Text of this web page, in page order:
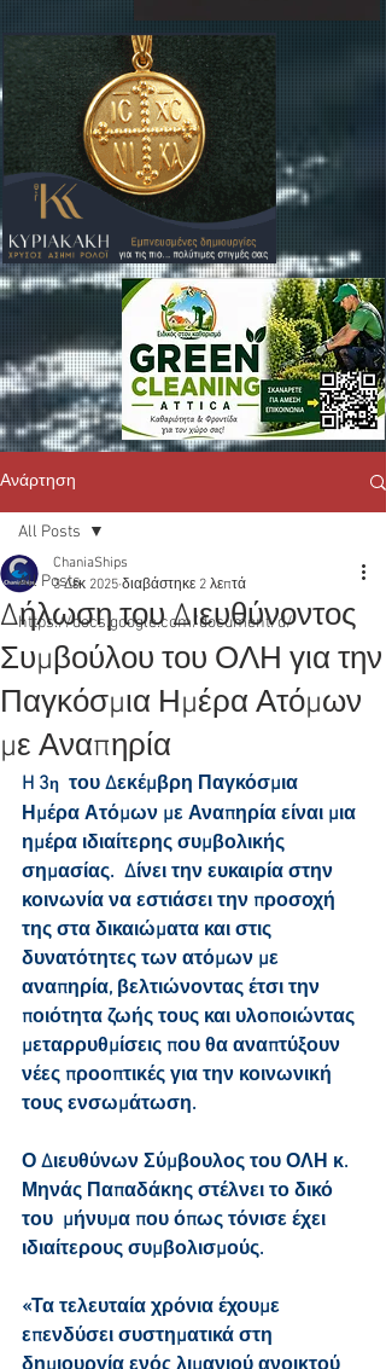
Ανάρτηση
All Posts
https://docs.google.com/document/d/
All Posts
Δήλωση του Διευθύνοντος
Συμβούλου του ΟΛΗ για την
Παγκόσμια Ημέρα Ατόμων
με Αναπηρία
ChaniaShips
3 Δεκ 2025 διαβάστηκε 2 λεπτά
H 3η του Δεκέμβρη Παγκόσμια
Ημέρα Ατόμων με Αναπηρία είναι μια
ημέρα ιδιαίτερης συμβολικής
σημασίας.  Δίνει την ευκαιρία στην
κοινωνία να εστιάσει την προσοχή
της στα δικαιώματα και στις
δυνατότητες των ατόμων με
αναπηρία, βελτιώνοντας έτσι την
ποιότητα ζωής τους και υλοποιώντας
μεταρρυθμίσεις που θα αναπτύξουν
νέες προοπτικές για την κοινωνική
τους ενσωμάτωση.
Ο Διευθύνων Σύμβουλος του ΟΛΗ κ.
Μηνάς Παπαδάκης στέλνει το δικό
του  μήνυμα που όπως τόνισε έχει
ιδιαίτερους συμβολισμούς.
«Τα τελευταία χρόνια έχουμε
επενδύσει συστηματικά στη